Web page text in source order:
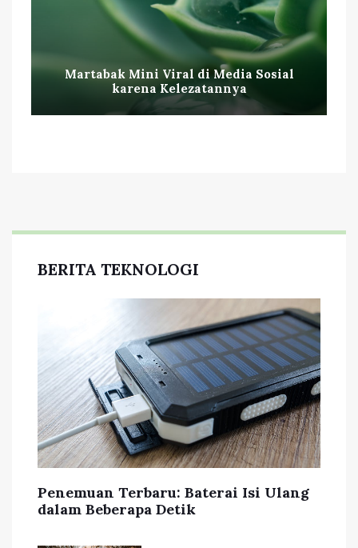
Martabak Mini Viral di Media Sosial
karena Kelezatannya
BERITA TEKNOLOGI
Penemuan Terbaru: Baterai Isi Ulang
dalam Beberapa Detik